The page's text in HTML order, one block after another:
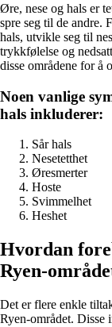
Øre, nese og hals er
spre seg til de andre.
hals, utvikle seg til
trykkfølelse og
disse områdene for å
Noen vanlige
hals inkluderer:
Sår hals
Nesetetthet
Øresmerter
Hoste
Svimmelhet
Heshet
Hvordan
Ryen-
Det er flere enkle
Ryen-området. Disse